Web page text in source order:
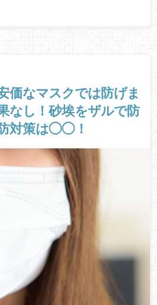
価なマスクでは防げま
なし！砂埃をザルで防
対策は◯◯！